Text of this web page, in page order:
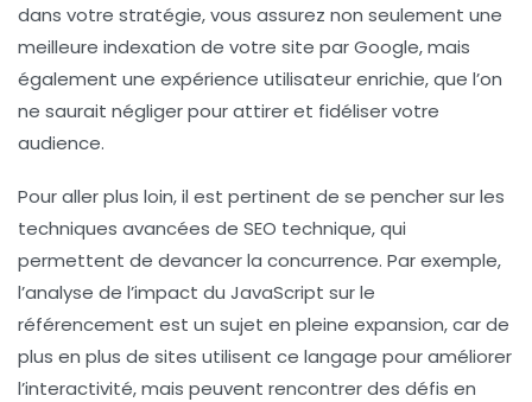
dans votre stratégie, vous assurez non seulement une
meilleure indexation de votre site par Google, mais
également une expérience utilisateur enrichie, que l’on
ne saurait négliger pour attirer et fidéliser votre
audience.
Pour aller plus loin, il est pertinent de se pencher sur les
techniques avancées de SEO technique, qui
permettent de devancer la concurrence. Par exemple,
l’analyse de l’impact du JavaScript sur le
référencement est un sujet en pleine expansion, car de
plus en plus de sites utilisent ce langage pour améliorer
l’interactivité, mais peuvent rencontrer des défis en